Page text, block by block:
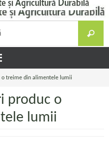
Caută
o treime din alimentele lumii
produc o
lumii